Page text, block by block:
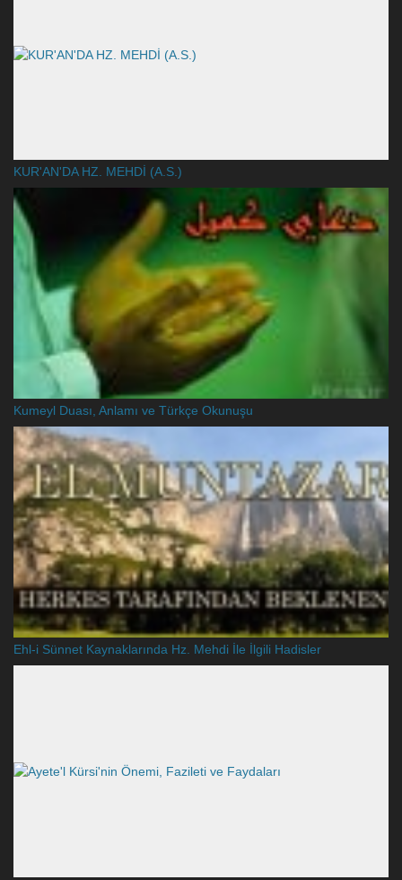
KUR'AN'DA HZ. MEHDİ (A.S.)
Kumeyl Duası, Anlamı ve Türkçe Okunuşu
Ehl-i Sünnet Kaynaklarında Hz. Mehdi İle İlgili Hadisler